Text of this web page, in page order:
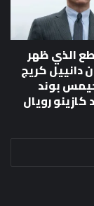
الذي ظهر
دانييل كريج
بوند
رويال